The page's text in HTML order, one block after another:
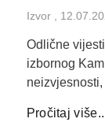
Izvor
Odlične
izbornog
Pročitaj